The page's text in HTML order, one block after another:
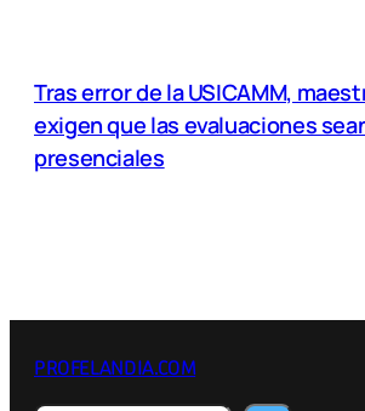
Tras error de la USICAMM,
exigen que las evaluaciones
presenciales
PROFELANDIA.COM